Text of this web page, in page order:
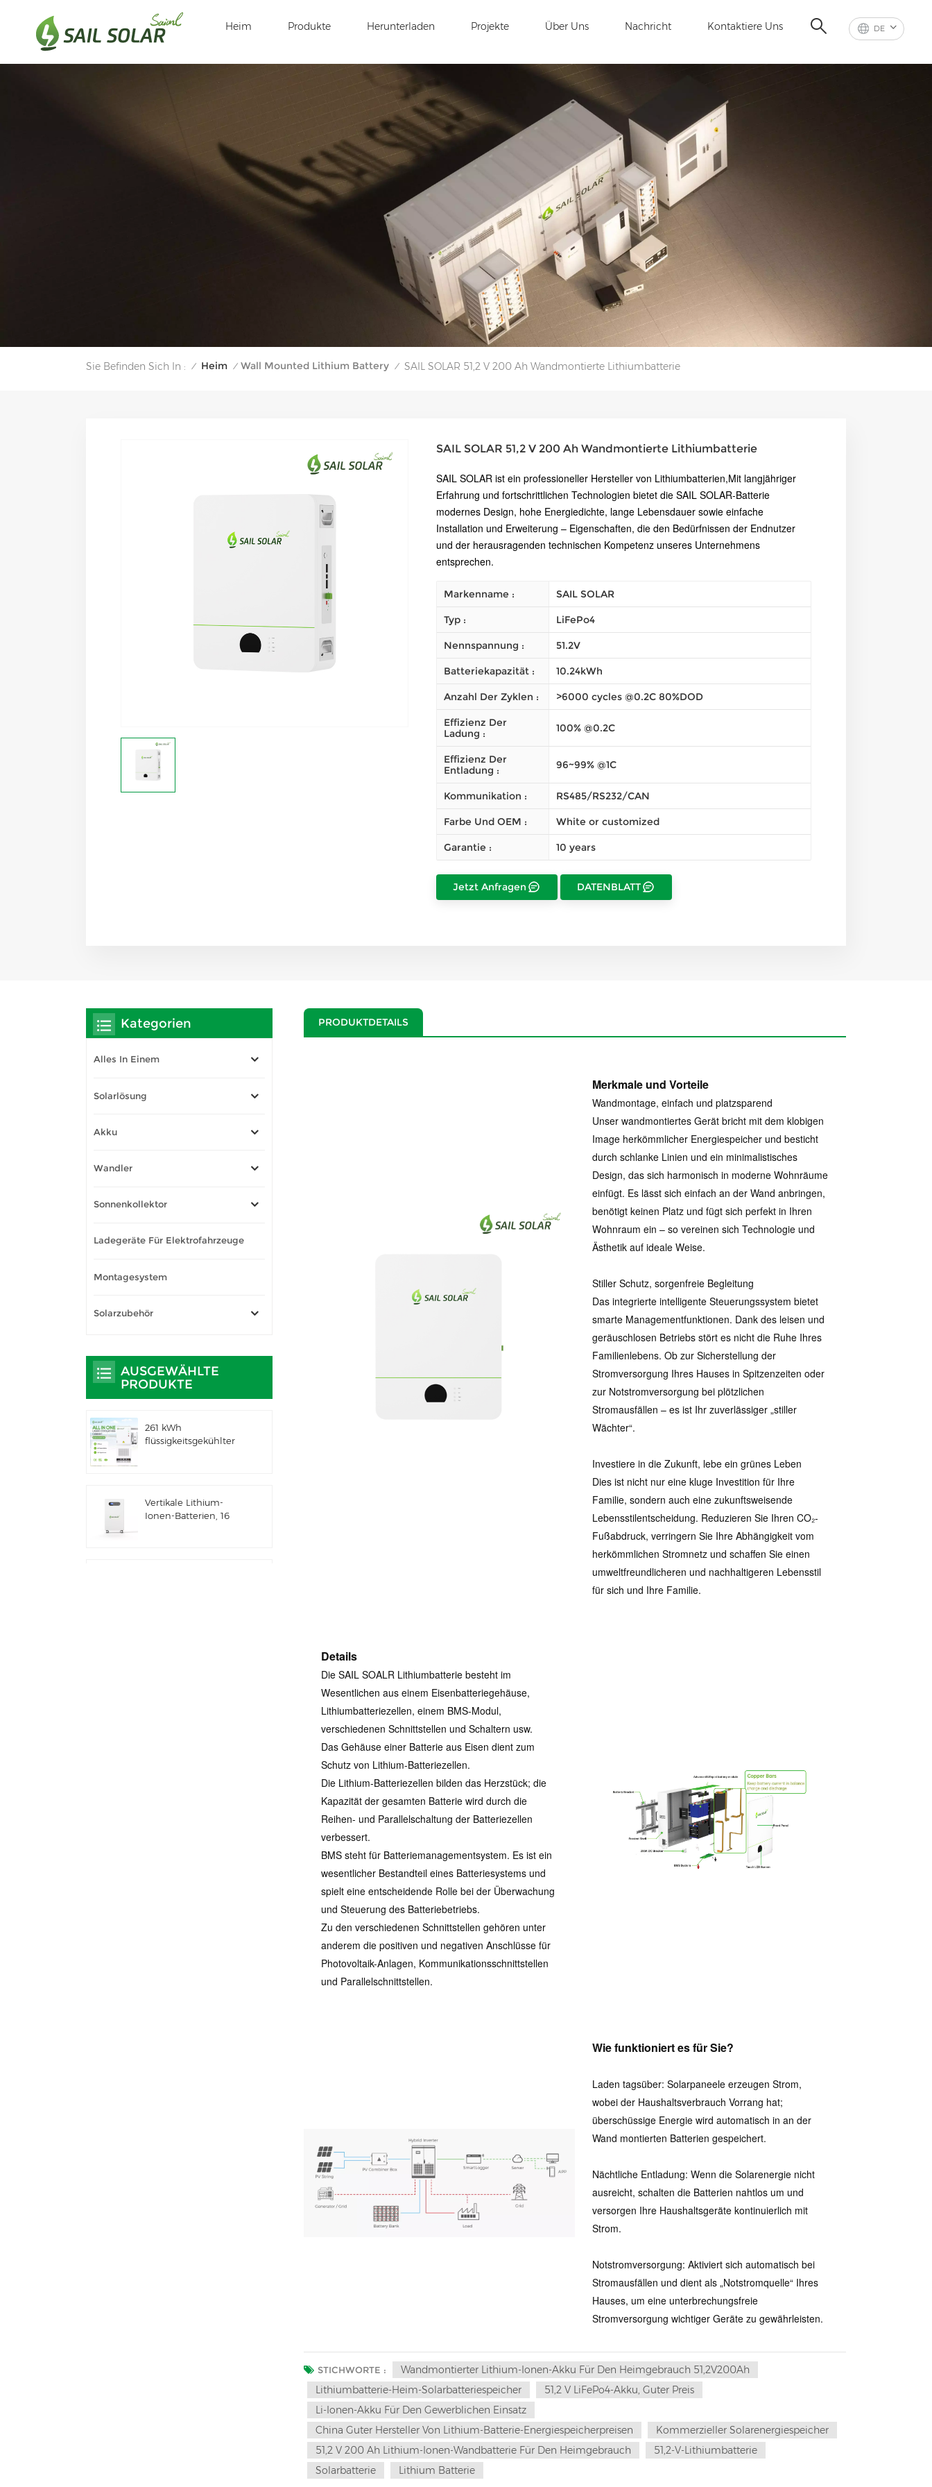
DE
Heim Produkte Herunterladen Projekte Über Uns Nachricht Kontaktiere Uns
Sie Befinden Sich In : / Heim / Wall Mounted Lithium Battery / SAIL SOLAR 51,2 V 200 Ah Wandmontierte Lithiumbatterie
SAIL SOLAR 51,2 V 200 Ah Wandmontierte Lithiumbatterie
SAIL SOLAR ist ein professioneller Hersteller von Lithiumbatterien,Mit langjähriger
Erfahrung und fortschrittlichen Technologien bietet die SAIL SOLAR-Batterie
modernes Design, hohe Energiedichte, lange Lebensdauer sowie einfache
Installation und Erweiterung – Eigenschaften, die den Bedürfnissen der Endnutzer
und der herausragenden technischen Kompetenz unseres Unternehmens
entsprechen.
Markenname : SAIL SOLAR
Typ : LiFePo4
Nennspannung : 51.2V
Batteriekapazität : 10.24kWh
Anzahl Der Zyklen : >6000 cycles @0.2C 80%DOD
Effizienz Der
Ladung :
100% @0.2C
Effizienz Der
Entladung :
96~99% @1C
Kommunikation : RS485/RS232/CAN
Farbe Und OEM : White or customized
Garantie : 10 years
Jetzt Anfragen DATENBLATT
PRODUKTDETAILS
Merkmale und Vorteile
Wandmontage, einfach und platzsparend
Unser wandmontiertes Gerät bricht mit dem klobigen
Image herkömmlicher Energiespeicher und besticht
durch schlanke Linien und ein minimalistisches
Design, das sich harmonisch in moderne Wohnräume
einfügt. Es lässt sich einfach an der Wand anbringen,
benötigt keinen Platz und fügt sich perfekt in Ihren
Wohnraum ein – so vereinen sich Technologie und
Ästhetik auf ideale Weise.
Stiller Schutz, sorgenfreie Begleitung
Das integrierte intelligente Steuerungssystem bietet
smarte Managementfunktionen. Dank des leisen und
geräuschlosen Betriebs stört es nicht die Ruhe Ihres
Familienlebens. Ob zur Sicherstellung der
Stromversorgung Ihres Hauses in Spitzenzeiten oder
zur Notstromversorgung bei plötzlichen
Stromausfällen – es ist Ihr zuverlässiger „stiller
Wächter“.
Investiere in die Zukunft, lebe ein grünes Leben
Dies ist nicht nur eine kluge Investition für Ihre
Familie, sondern auch eine zukunftsweisende
Lebensstilentscheidung. Reduzieren Sie Ihren CO₂-
Fußabdruck, verringern Sie Ihre Abhängigkeit vom
herkömmlichen Stromnetz und schaffen Sie einen
umweltfreundlicheren und nachhaltigeren Lebensstil
für sich und Ihre Familie.
Details
Die SAIL SOALR Lithiumbatterie besteht im
Wesentlichen aus einem Eisenbatteriegehäuse,
Lithiumbatteriezellen, einem BMS-Modul,
verschiedenen Schnittstellen und Schaltern usw.
Das Gehäuse einer Batterie aus Eisen dient zum
Schutz von Lithium-Batteriezellen.
Die Lithium-Batteriezellen bilden das Herzstück; die
Kapazität der gesamten Batterie wird durch die
Reihen- und Parallelschaltung der Batteriezellen
verbessert.
BMS steht für Batteriemanagementsystem. Es ist ein
wesentlicher Bestandteil eines Batteriesystems und
spielt eine entscheidende Rolle bei der Überwachung
und Steuerung des Batteriebetriebs.
Zu den verschiedenen Schnittstellen gehören unter
anderem die positiven und negativen Anschlüsse für
Photovoltaik-Anlagen, Kommunikationsschnittstellen
und Parallelschnittstellen.
Wie funktioniert es für Sie?
Laden tagsüber: Solarpaneele erzeugen Strom,
wobei der Haushaltsverbrauch Vorrang hat;
überschüssige Energie wird automatisch in an der
Wand montierten Batterien gespeichert.
Nächtliche Entladung: Wenn die Solarenergie nicht
ausreicht, schalten die Batterien nahtlos um und
versorgen Ihre Haushaltsgeräte kontinuierlich mit
Strom.
Notstromversorgung: Aktiviert sich automatisch bei
Stromausfällen und dient als „Notstromquelle“ Ihres
Hauses, um eine unterbrechungsfreie
Stromversorgung wichtiger Geräte zu gewährleisten.
STICHWORTE :
Wandmontierter Lithium-Ionen-Akku Für Den Heimgebrauch 51,2V200Ah
Lithiumbatterie-Heim-Solarbatteriespeicher
51,2 V LiFePo4-Akku, Guter Preis
Li-Ionen-Akku Für Den Gewerblichen Einsatz
China Guter Hersteller Von Lithium-Batterie-Energiespeicherpreisen
Kommerzieller Solarenergiespeicher
51,2 V 200 Ah Lithium-Ionen-Wandbatterie Für Den Heimgebrauch
51,2-V-Lithiumbatterie
Solarbatterie
Lithium Batterie
Kategorien
Alles In Einem
Solarlösung
Akku
Wandler
Sonnenkollektor
Ladegeräte Für Elektrofahrzeuge
Montagesystem
Solarzubehör
AUSGEWÄHLTE
PRODUKTE
261 kWh
flüssigkeitsgekühlter
Anwendungen IP66
ESS
Vertikale Lithium-
Ionen-Batterien, 16